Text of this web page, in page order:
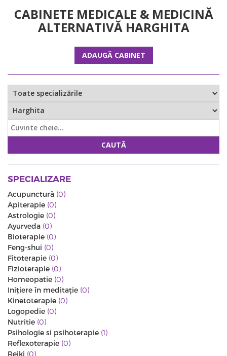
CABINETE MEDICALE & MEDICINĂ
ALTERNATIVĂ HARGHITA
ADAUGĂ CABINET
CAUTĂ
SPECIALIZARE
Acupunctură (0)
Apiterapie (0)
Astrologie (0)
Ayurveda (0)
Bioterapie (0)
Feng-shui (0)
Fitoterapie (0)
Fizioterapie (0)
Homeopatie (0)
Iniţiere în meditaţie (0)
Kinetoterapie (0)
Logopedie (0)
Nutritie (0)
Psihologie si psihoterapie (1)
Reflexoterapie (0)
Reiki (0)